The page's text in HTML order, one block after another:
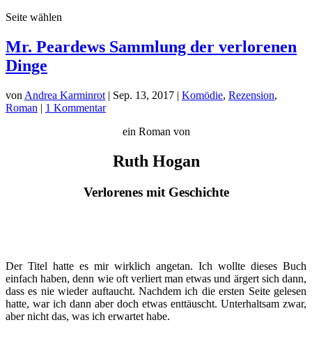
Seite wählen
Mr. Peardews Sammlung der verlorenen
Dinge
von Andrea Karminrot | Sep. 13, 2017 | Komödie, Rezension,
Roman | 1 Kommentar
ein Roman von
Ruth Hogan
Verlorenes mit Geschichte
Der Titel hatte es mir wirklich angetan. Ich wollte dieses Buch
einfach haben, denn wie oft verliert man etwas und ärgert sich dann,
dass es nie wieder auftaucht. Nachdem ich die ersten Seite gelesen
hatte, war ich dann aber doch etwas enttäuscht. Unterhaltsam zwar,
aber nicht das, was ich erwartet habe.